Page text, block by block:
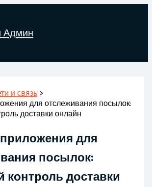
Админ
и связь
для отслеживания посылок:
доставки онлайн
для
посылок:
контроль доставки